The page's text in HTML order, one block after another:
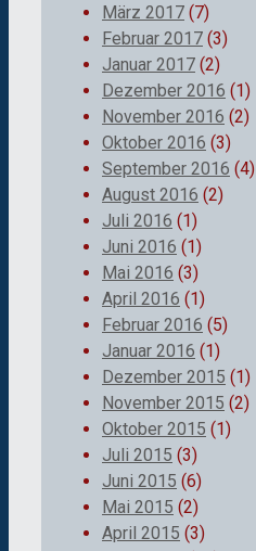
März 2017 (7)
Februar 2017 (3)
Januar 2017 (2)
Dezember 2016 (1)
November 2016 (2)
Oktober 2016 (3)
September 2016 (4)
August 2016 (2)
Juli 2016 (1)
Juni 2016 (1)
Mai 2016 (3)
April 2016 (1)
Februar 2016 (5)
Januar 2016 (1)
Dezember 2015 (1)
November 2015 (2)
Oktober 2015 (1)
Juli 2015 (3)
Juni 2015 (6)
Mai 2015 (2)
April 2015 (3)